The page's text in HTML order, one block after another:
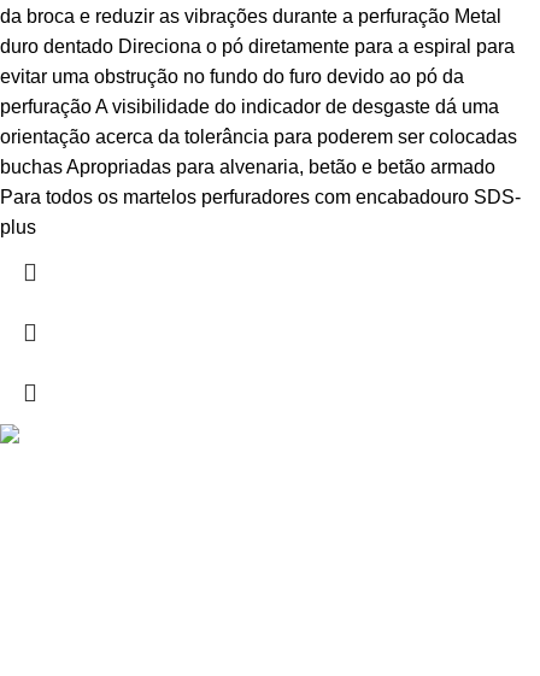
da broca e reduzir as vibrações durante a perfuração Metal
duro dentado Direciona o pó diretamente para a espiral para
evitar uma obstrução no fundo do furo devido ao pó da
perfuração A visibilidade do indicador de desgaste dá uma
orientação acerca da tolerância para poderem ser colocadas
buchas Apropriadas para alvenaria, betão e betão armado
Para todos os martelos perfuradores com encabadouro SDS-
plus